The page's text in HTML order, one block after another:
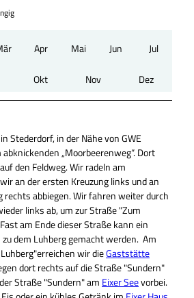
Apr Mai Jun Jul
Okt Nov Dez
Stederdorf, in der Nähe von GWE
„Moorbeerenweg“. Dort
den Feldweg. Wir radeln am
an der ersten Kreuzung links und an
rechts abbiegen. Wir fahren weiter durch
links ab, um zur Straße "Zum
am Ende dieser Straße kann ein
dem Luhberg gemacht werden. Am
wir dieGaststätte
dort rechts auf die Straße "Sundern"
Straße "Sundern" am Eixer Seevorbei.